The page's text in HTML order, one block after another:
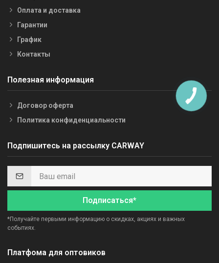
Оплата и доставка
Гарантии
График
Контакты
Полезная информация
Договор оферта
Политика конфиденциальности
Подпишитесь на рассылку CARWAY
Подписаться*
*Получайте первыми информацию о скидках, акциях и важных
событиях.
Платфома для оптовиков